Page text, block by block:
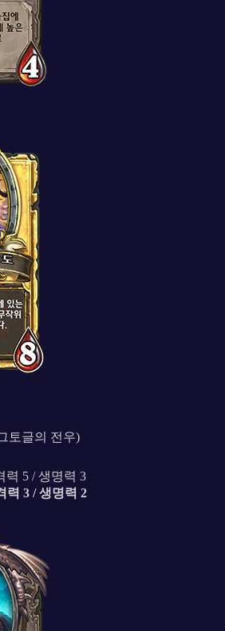
토글의 전우)
력 5 / 생명력 3
력 3 / 생명력 2